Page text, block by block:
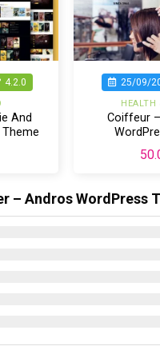
4.2.0
And
25/09/
HEALTH
Coiffeur
– Andros WordPress